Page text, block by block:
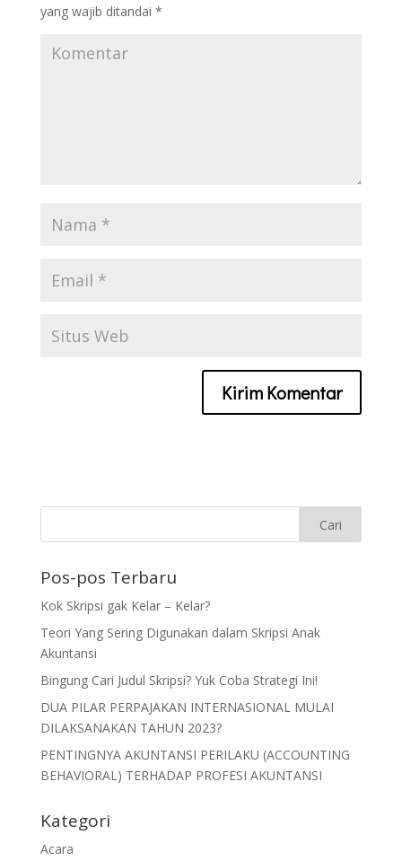
yang wajib ditandai *
Pos-pos Terbaru
Kok Skripsi gak Kelar – Kelar?
Teori Yang Sering Digunakan dalam Skripsi Anak
Akuntansi
Bingung Cari Judul Skripsi? Yuk Coba Strategi Ini!
DUA PILAR PERPAJAKAN INTERNASIONAL MULAI
DILAKSANAKAN TAHUN 2023?
PENTINGNYA AKUNTANSI PERILAKU (ACCOUNTING
BEHAVIORAL) TERHADAP PROFESI AKUNTANSI
Kategori
Acara